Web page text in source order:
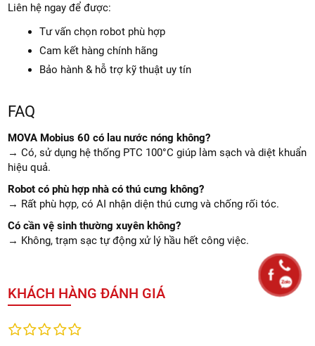
Liên hệ ngay để được:
Tư vấn chọn robot phù hợp
Cam kết hàng chính hãng
Bảo hành & hỗ trợ kỹ thuật uy tín
FAQ
MOVA Mobius 60 có lau nước nóng không?
→ Có, sử dụng hệ thống PTC 100°C giúp làm sạch và diệt khuẩn
hiệu quả.
Robot có phù hợp nhà có thú cưng không?
→ Rất phù hợp, có AI nhận diện thú cưng và chống rối tóc.
Có cần vệ sinh thường xuyên không?
→ Không, trạm sạc tự động xử lý hầu hết công việc.
KHÁCH HÀNG ĐÁNH GIÁ